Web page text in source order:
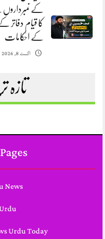
کے نمبرداروں
کا قیام
کے احکامات
اگست 8, 2026
تازہ
News
Urdu Today